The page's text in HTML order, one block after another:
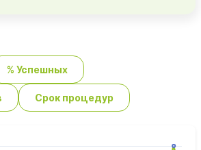
% Успешных
Срок процедур